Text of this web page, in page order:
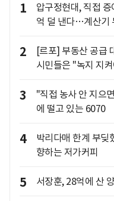
1
압구정현대, 직접
억 덜 낸다…계산기
2
[르포] 부동산 공급
시민들은 "녹지 지
3
"직접 농사 안 지으
에 떨고 있는 6070
4
박리다매 한계 부
향하는 저가커피
5 서장훈, 28억에 산